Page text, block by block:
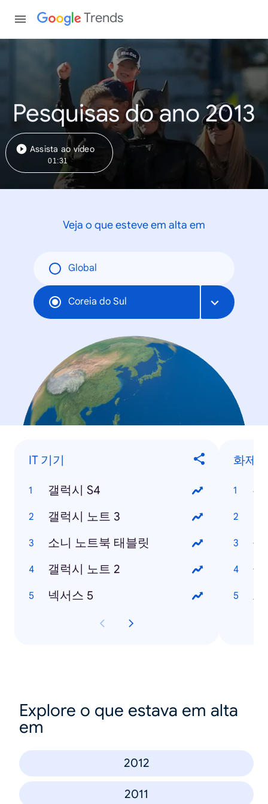
Trends
Pesquisas do ano 2013
Assista ao vídeo
01:31
Veja o que esteve em alta em
Global
Coreia do Sul
IT 기기
갤럭시 S4
갤럭시 노트 3
소니 노트북 태블릿
갤럭시 노트 2
넥서스 5
화제
류
윤
클
크
Explore o que estava em alta
em
2012
2011